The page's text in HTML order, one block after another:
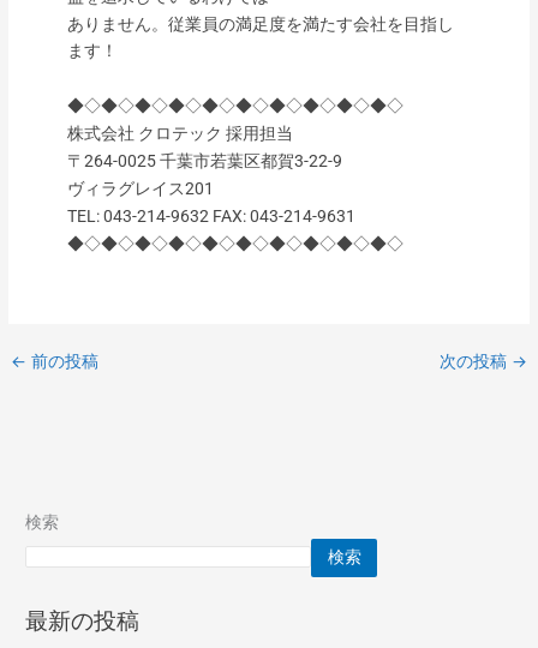
ありません。従業員の満足度を満たす会社を目指し
ます！
◆◇◆◇◆◇◆◇◆◇◆◇◆◇◆◇◆◇◆◇
株式会社 クロテック 採用担当
〒264-0025 千葉市若葉区都賀3-22-9
ヴィラグレイス201
TEL: 043-214-9632 FAX: 043-214-9631
◆◇◆◇◆◇◆◇◆◇◆◇◆◇◆◇◆◇◆◇
← 前の投稿 次の投稿 →
検索
検索
最新の投稿